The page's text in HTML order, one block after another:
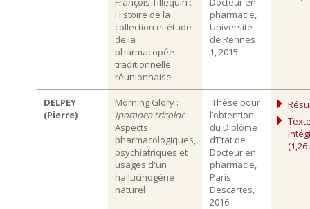
Histoire de la
collection et étude
de la
pharmacopée
traditionnelle
réunionnaise
pharmacie,
Université
de Rennes
1, 2015
DELPEY
(Pierre)
Morning Glory :
Ipomoea tricolor.
Aspects
pharmacologiques,
psychiatriques et
usages d'un
hallucinogène
naturel
Thèse pour
l’obtention
du Diplôme
d’Etat de
Docteur en
pharmacie,
Paris
Descartes,
2016
(1,26